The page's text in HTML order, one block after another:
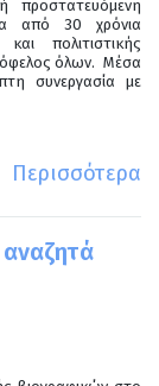
προστατευόμενη
από 30 χρόνια
πολιτιστικής
όφελος όλων. Μέσα
συνεργασία με
Περισσότερα